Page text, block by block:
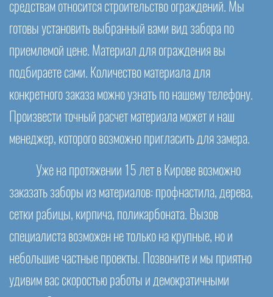
средствам относится строительство ограждений. Мы
готовы установить выбранный вами вид забора по
приемлемой цене. Материал для ограждения вы
подбираете сами. Количество материала для
конкретного заказа можно узнать по нашему телефону.
Произвести точный расчет материала может и наш
менеджер, которого возможно пригласить для замера.
Уже на протяжении 15 лет в Кирове возможно
заказать заборы из материалов: профнастила, дерева,
сетки рабицы, кирпича, поликарбоната. Вызов
специалиста возможен не только на крупные, но и
небольшие частные проекты. Позвоните и мы приятно
удивим вас скоростью работы и демократичными